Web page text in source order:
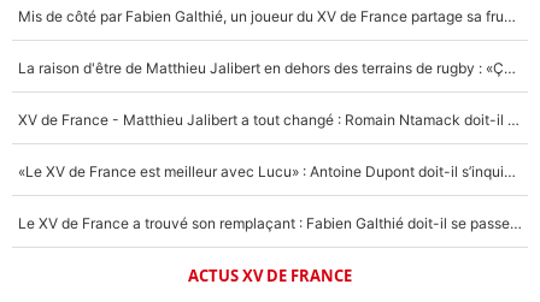
Mis de côté par Fabien Galthié, un joueur du XV de France partage sa frustration : «ils ne me l’ont pas dit tout de suite»
La raison d'être de Matthieu Jalibert en dehors des terrains de rugby : «Ça m'atteint autant que si tu touches à un membre de ma famille»
XV de France - Matthieu Jalibert a tout changé : Romain Ntamack doit-il s’inquiéter pour sa place à un an de la Coupe du monde ?
«Le XV de France est meilleur avec Lucu» : Antoine Dupont doit-il s’inquiéter pour sa place ?
Le XV de France a trouvé son remplaçant : Fabien Galthié doit-il se passer d'Antoine Dupont ?
ACTUS XV DE FRANCE